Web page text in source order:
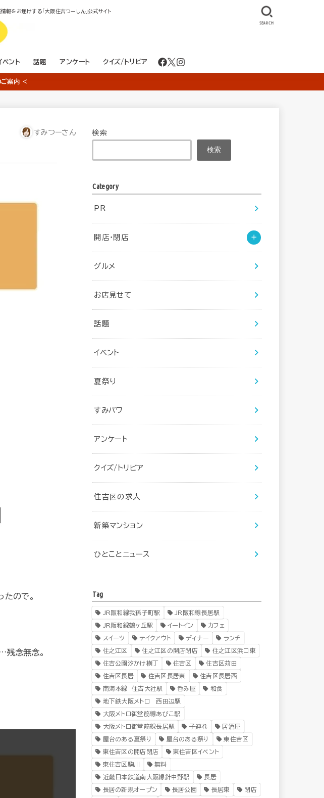
報をお届けする「大阪住吉つーしん」公式サイト
ベント 話題 アンケート クイズ/トリビア
SEARCH
ご案内 ＜
すみつーさん
ので。
残念無念。
検索
検索
Category
PR
開店・閉店
グルメ
お店見せて
話題
イベント
夏祭り
すみパワ
アンケート
クイズ/トリビア
住吉区の求人
新築マンション
ひとことニュース
Tag
JR阪和線我孫子町駅 JR阪和線長居駅
JR阪和線鶴ヶ丘駅 イートイン カフェ
スイーツ テイクアウト ディナー ランチ
住之江区 住之江区の開店閉店 住之江区浜口東
住吉公園汐かけ横丁 住吉区 住吉区苅田
住吉区長居 住吉区長居東 住吉区長居西
南海本線 住吉大社駅 呑み屋 和食
地下鉄大阪メトロ 西田辺駅
大阪メトロ御堂筋線あびこ駅
大阪メトロ御堂筋線長居駅 子連れ 居酒屋
屋台のある夏祭り 屋台のある祭り 東住吉区
東住吉区の開店閉店 東住吉区イベント
東住吉区駒川 無料
近畿日本鉄道南大阪線針中野駅 長居
長居の新規オープン 長居公園 長居東 閉店